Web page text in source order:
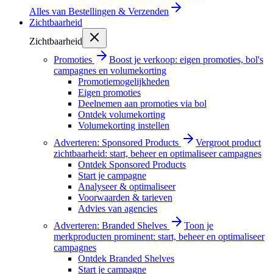
Alles van Bestellingen & Verzenden
Zichtbaarheid
Zichtbaarheid
Promoties
Boost je verkoop: eigen promoties, bol's
campagnes en volumekorting
Promotiemogelijkheden
Eigen promoties
Deelnemen aan promoties via bol
Ontdek volumekorting
Volumekorting instellen
Adverteren: Sponsored Products
Vergroot product
zichtbaarheid: start, beheer en optimaliseer campagnes
Ontdek Sponsored Products
Start je campagne
Analyseer & optimaliseer
Voorwaarden & tarieven
Advies van agencies
Adverteren: Branded Shelves
Toon je
merkproducten prominent: start, beheer en optimaliseer
campagnes
Ontdek Branded Shelves
Start je campagne